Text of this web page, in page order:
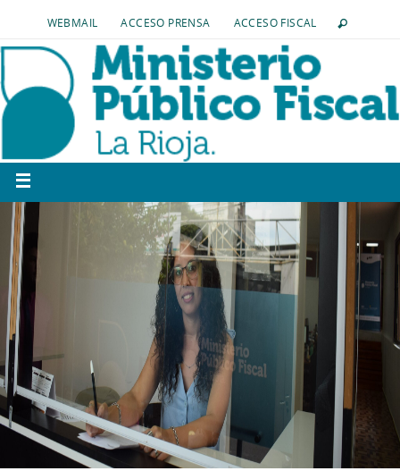
WEBMAIL ACCESO PRENSA ACCESO FISCAL